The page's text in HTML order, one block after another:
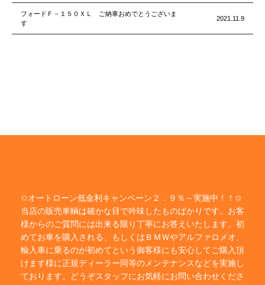
フォードＦ－１５０ＸＬ ご納車おめでとうございま
す
2021.11.9
✩オートローン低金利キャンペーン２．９％～実施中！！✩
当店の販売車輌は確かな目で吟味したものばかりです。お客
様からのご質問には出来る限り丁寧にお答えいたします。初
めてお車を購入される、もしくはＢＭＷやアルファロメオ、
輸入車に乗るのが初めてという御客様にも安心してご購入頂
けます様に正規ディーラー同等のメンテナンスなどを実施し
ております。どうぞスタッフにお気軽にお問い合わせくださ